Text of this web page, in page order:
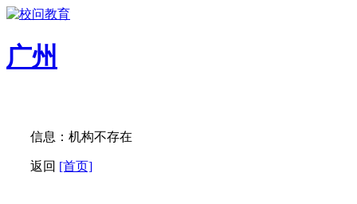
广州
信息：机构不存在
返回 [首页]